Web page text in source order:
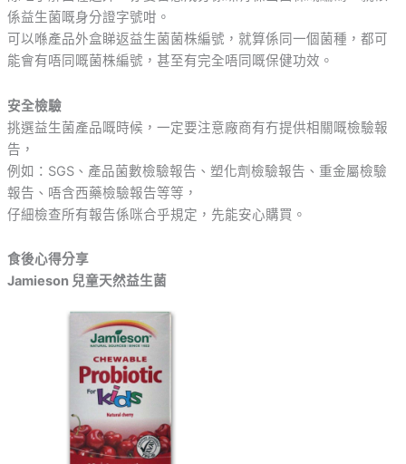
係益生菌嘅身分證字號咁。
可以喺產品外盒睇返益生菌菌株編號，就算係同一個菌種，都可
能會有唔同嘅菌株編號，甚至有完全唔同嘅保健功效。
安全檢驗
挑選益生菌產品嘅時候，一定要注意廠商有冇提供相關嘅檢驗報
告，
例如：SGS、產品菌數檢驗報告、塑化劑檢驗報告、重金屬檢驗
報告、唔含西藥檢驗報告等等，
仔細檢查所有報告係咪合乎規定，先能安心購買。
食後心得分享
Jamieson 兒童天然益生菌